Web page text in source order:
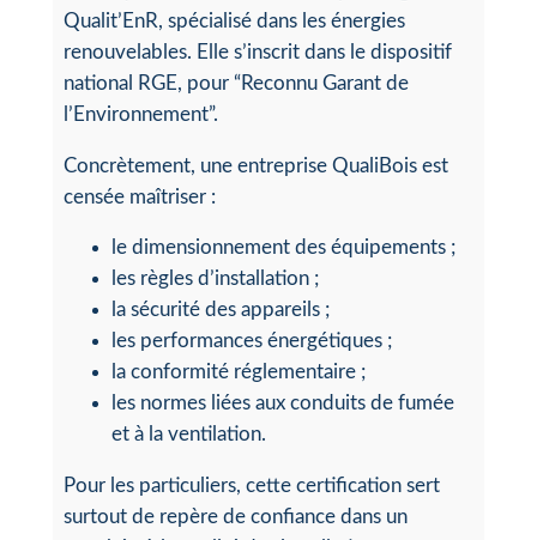
Qualit’EnR, spécialisé dans les énergies
renouvelables. Elle s’inscrit dans le dispositif
national RGE, pour “Reconnu Garant de
l’Environnement”.
Concrètement, une entreprise QualiBois est
censée maîtriser :
le dimensionnement des équipements ;
les règles d’installation ;
la sécurité des appareils ;
les performances énergétiques ;
la conformité réglementaire ;
les normes liées aux conduits de fumée
et à la ventilation.
Pour les particuliers, cette certification sert
surtout de repère de confiance dans un